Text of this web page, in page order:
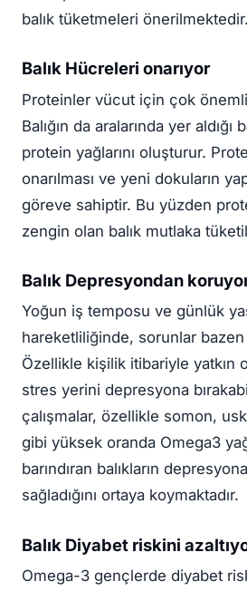
balık tüketmeleri önerilmektedir.
Balık Hücreleri onarıyor
Proteinler vücut için çok önemli
Balığın da aralarında yer
protein yağlarını oluşturur.
onarılması ve yeni dokuların
göreve sahiptir. Bu yüzden
zengin olan balık mutlaka
Balık Depresyondan
Yoğun iş temposu ve günlük
hareketliliğinde, sorunlar
Özellikle kişilik itibariyle yatkın
stres yerini depresyona
çalışmalar, özellikle somon,
gibi yüksek oranda Omega3
barındıran balıkların
sağladığını ortaya koymaktadır.
Balık Diyabet riskini
Omega-3 gençlerde diyabet